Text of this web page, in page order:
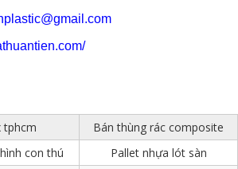
tphcm
Bán thùng rác composite
con thú
Pallet nhựa lót sàn